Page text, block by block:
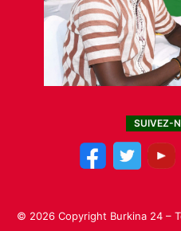
SUIVEZ-
© 2026 Copyright Burkina 24 –